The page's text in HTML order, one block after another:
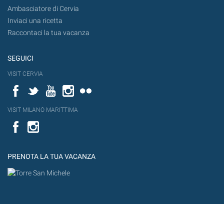
Ambasciatore di Cervia
Inviaci una ricetta
Raccontaci la tua vacanza
SEGUICI
VISIT CERVIA
FacebookTwitterYouTubeInstagram
VISIT MILANO MARITTIMA
Facebook
PRENOTA LA TUA VACANZA